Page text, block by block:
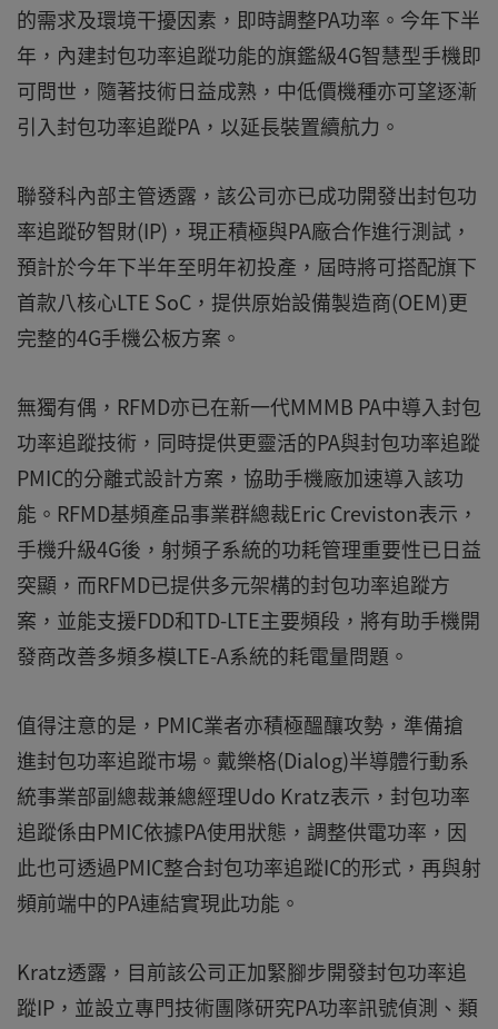
的需求及環境干擾因素，即時調整PA功率。今年下半
年，內建封包功率追蹤功能的旗鑑級4G智慧型手機即
可問世，隨著技術日益成熟，中低價機種亦可望逐漸
引入封包功率追蹤PA，以延長裝置續航力。
聯發科內部主管透露，該公司亦已成功開發出封包功
率追蹤矽智財(IP)，現正積極與PA廠合作進行測試，
預計於今年下半年至明年初投產，屆時將可搭配旗下
首款八核心LTE SoC，提供原始設備製造商(OEM)更
完整的4G手機公板方案。
無獨有偶，RFMD亦已在新一代MMMB PA中導入封包
功率追蹤技術，同時提供更靈活的PA與封包功率追蹤
PMIC的分離式設計方案，協助手機廠加速導入該功
能。RFMD基頻產品事業群總裁Eric Creviston表示，
手機升級4G後，射頻子系統的功耗管理重要性已日益
突顯，而RFMD已提供多元架構的封包功率追蹤方
案，並能支援FDD和TD-LTE主要頻段，將有助手機開
發商改善多頻多模LTE-A系統的耗電量問題。
值得注意的是，PMIC業者亦積極醞釀攻勢，準備搶
進封包功率追蹤市場。戴樂格(Dialog)半導體行動系
統事業部副總裁兼總經理Udo Kratz表示，封包功率
追蹤係由PMIC依據PA使用狀態，調整供電功率，因
此也可透過PMIC整合封包功率追蹤IC的形式，再與射
頻前端中的PA連結實現此功能。
Kratz透露，目前該公司正加緊腳步開發封包功率追
蹤IP，並設立專門技術團隊研究PA功率訊號偵測、類